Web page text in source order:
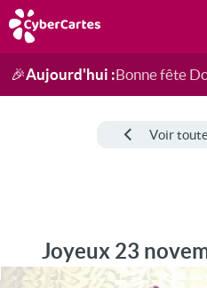
Anniversaire
Fête du jour
Amour
Amitié
Merci
Toutes les cartes
🎉Aujourd'hui :Bonne fête
Voir
Joyeux 23